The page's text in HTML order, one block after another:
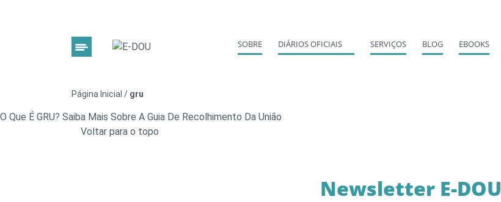
SOBRE DIÁRIOS OFICIAIS SERVIÇOS BLOG EBOOKS
Página Inicial / gru
O Que É GRU? Saiba Mais Sobre A Guia De Recolhimento Da União
Voltar para o topo
Newsletter E-DOU